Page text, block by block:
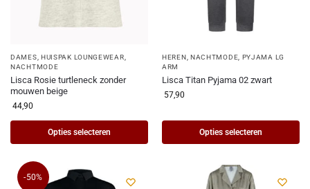
DAMES, HUISPAK LOUNGEWEAR,
NACHTMODE
Lisca Rosie turtleneck zonder
mouwen beige
44,90
Opties selecteren
HEREN, NACHTMODE, PYJAMA LG
ARM
Lisca Titan Pyjama 02 zwart
57,90
Opties selecteren
-50%